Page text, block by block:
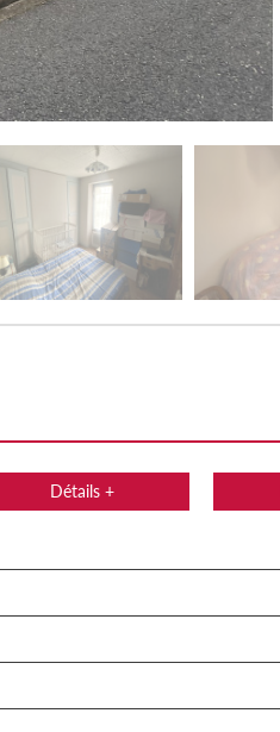
Détails +